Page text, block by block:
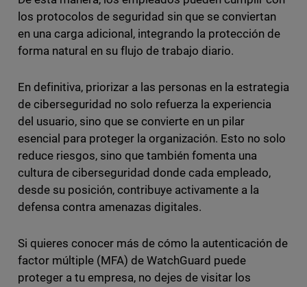
los protocolos de seguridad sin que se conviertan
en una carga adicional, integrando la protección de
forma natural en su flujo de trabajo diario.
En definitiva, priorizar a las personas en la estrategia
de ciberseguridad no solo refuerza la experiencia
del usuario, sino que se convierte en un pilar
esencial para proteger la organización. Esto no solo
reduce riesgos, sino que también fomenta una
cultura de ciberseguridad donde cada empleado,
desde su posición, contribuye activamente a la
defensa contra amenazas digitales.
Si quieres conocer más de cómo la autenticación de
factor múltiple (MFA) de WatchGuard puede
proteger a tu empresa, no dejes de visitar los